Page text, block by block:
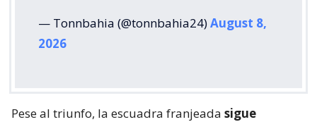
— Tonnbahia (@tonnbahia24)August 8,
2026
Pese al triunfo, la escuadra franjeada sigue